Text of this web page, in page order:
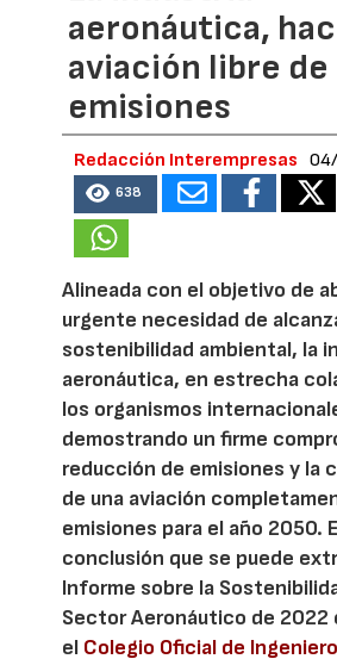
aeronáutica,
aviación libre de
emisiones
Redacción Interempresas
638
Alineada con el objetivo de
urgente necesidad de
sostenibilidad ambiental, la
aeronáutica, en estrecha
los organismos
demostrando un firme
reducción de emisiones y la
de una aviación
emisiones para el año 2050.
conclusión que se puede
Informe sobre la
Sector Aeronáutico de 2022
el Colegio Oficial de